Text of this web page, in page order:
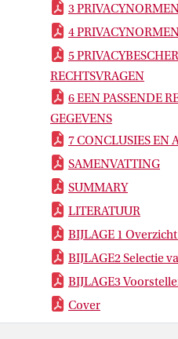
3
4
5
RECHTSVRAGEN
6 EEN PASSENDE
GEGEVENS
7 CONCLUSIES EN
SAMENVATTING
SUMMARY
LITERATUUR
BIJLAGE 1
BIJLAGE2 Selectie
BIJLAGE3
Cover